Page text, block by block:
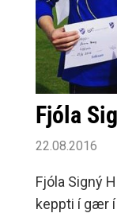
Fjóla
22.08.2016
Fjóla Signý
keppti í gær í